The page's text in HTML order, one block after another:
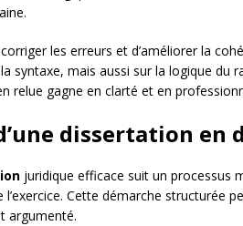
les erreurs et d’améliorer la
syntaxe, mais aussi sur la logique du
relue gagne en clarté et en
dissertation en
juridique efficace suit un processus
Cette démarche structurée
argumenté.